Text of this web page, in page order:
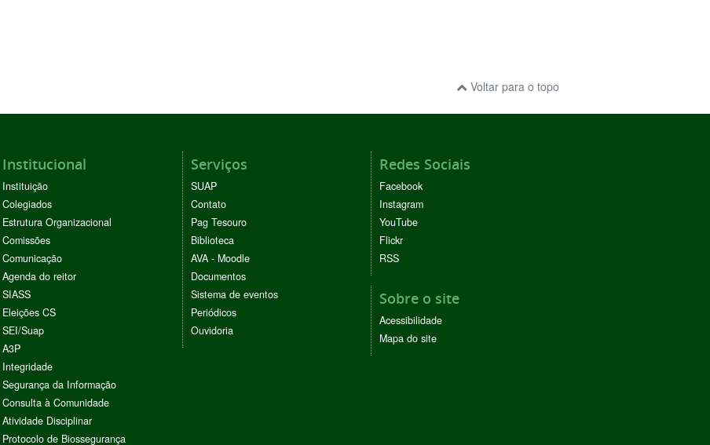
Voltar para o topo
Institucional
Instituição
Colegiados
Estrutura Organizacional
Comissões
Comunicação
Agenda do reitor
SIASS
Eleições CS
SEI/Suap
A3P
Integridade
Segurança da Informação
Consulta à Comunidade
Atividade Disciplinar
Protocolo de Biossegurança
Serviços
SUAP
Contato
Pag Tesouro
Biblioteca
AVA - Moodle
Documentos
Sistema de eventos
Periódicos
Ouvidoria
Redes Sociais
Facebook
Instagram
YouTube
Flickr
RSS
Sobre o site
Acessibilidade
Mapa do site